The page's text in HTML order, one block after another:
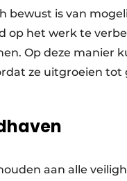
bewust is van
op het werk te
Op deze manier
ze uitgroeien tot
aan alle